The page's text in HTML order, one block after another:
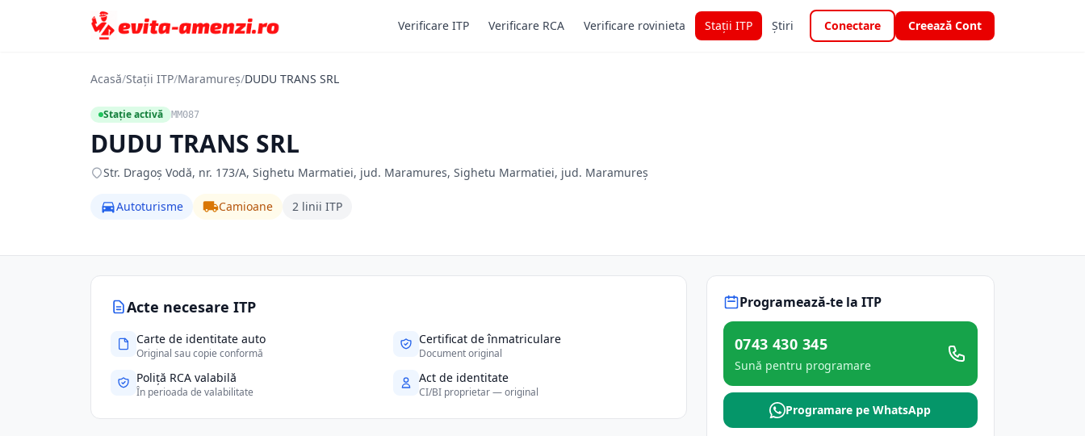
Verificare ITP Verificare RCA Verificare rovinieta Stații ITP Știri Conectare Creează Cont
Acasă/Stații ITP/Maramureș/DUDU TRANS SRL
Stație activă MM087
DUDU TRANS SRL
Str. Dragoş Vodă, nr. 173/A, Sighetu Marmatiei, jud. Maramures, Sighetu Marmatiei, jud. Maramureș
Autoturisme Camioane 2 linii ITP
Acte necesare ITP
Carte de identitate auto
Original sau copie conformă
Certificat de înmatriculare
Document original
Poliță RCA valabilă
În perioada de valabilitate
Act de identitate
CI/BI proprietar — original
Programează-te la ITP
0743 430 345
Sună pentru programare
Programare pe WhatsApp